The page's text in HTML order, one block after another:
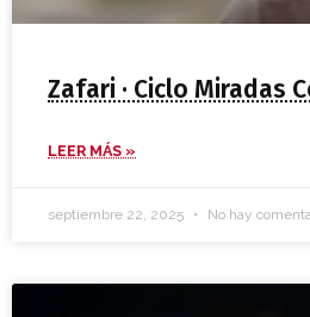
Zafari · Ciclo Miradas
LEER MÁS »
septiembre 22, 2025 No hay